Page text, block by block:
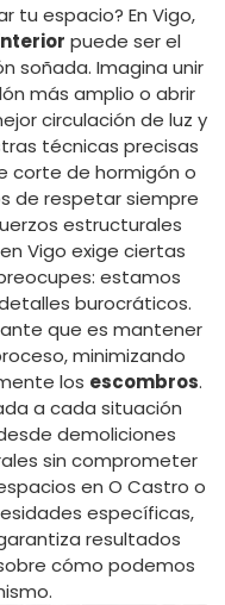
tu espacio? En Vigo,
puede ser el
soñada. Imagina unir
más amplio o abrir
circulación de luz y
técnicas precisas
corte de hormigón o
de respetar siempre
estructurales
Vigo exige ciertas
estamos
burocráticos.
que es mantener
minimizando
los escombros.
a cada situación
demoliciones
sin comprometer
en O Castro o
específicas,
resultados
cómo podemos